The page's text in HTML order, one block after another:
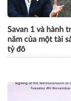
Savan 1 và hành
năm của một tài
tỷ đô